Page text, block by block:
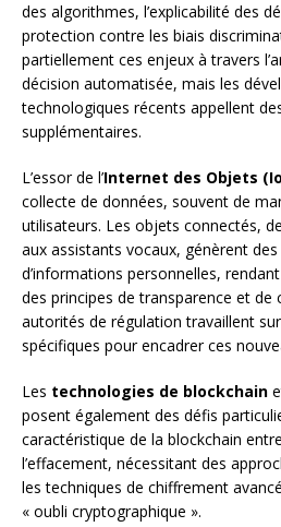
des algorithmes, l’explicabilité des
protection contre les biais
partiellement ces enjeux à travers
décision automatisée, mais les
technologiques récents appellent
supplémentaires.
L’essor de l’Internet des Objets
collecte de données, souvent de
utilisateurs. Les objets connectés,
aux assistants vocaux, génèrent
d’informations personnelles,
des principes de transparence et de
autorités de régulation travaillent
spécifiques pour encadrer ces
Les technologies de blockchain
posent également des défis
caractéristique de la blockchain
l’effacement, nécessitant des
les techniques de chiffrement
« oubli cryptographique ».